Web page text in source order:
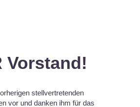
Vorstand!
stellvertretenden
vor und danken ihm für das